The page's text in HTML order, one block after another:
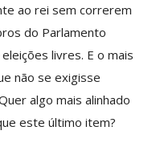
ao rei sem correrem
do Parlamento
livres. E o mais
não se exigisse
algo mais alinhado
este último item?